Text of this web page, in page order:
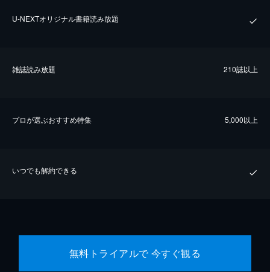
U-NEXTオリジナル書籍読み放題
雑誌読み放題 210誌以上
プロが選ぶおすすめ特集 5,000以上
いつでも解約できる
無料トライアルで 今すぐ観る